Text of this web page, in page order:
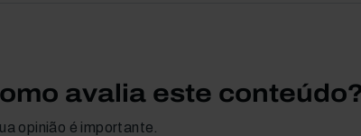
avalia este
opinião é importante.